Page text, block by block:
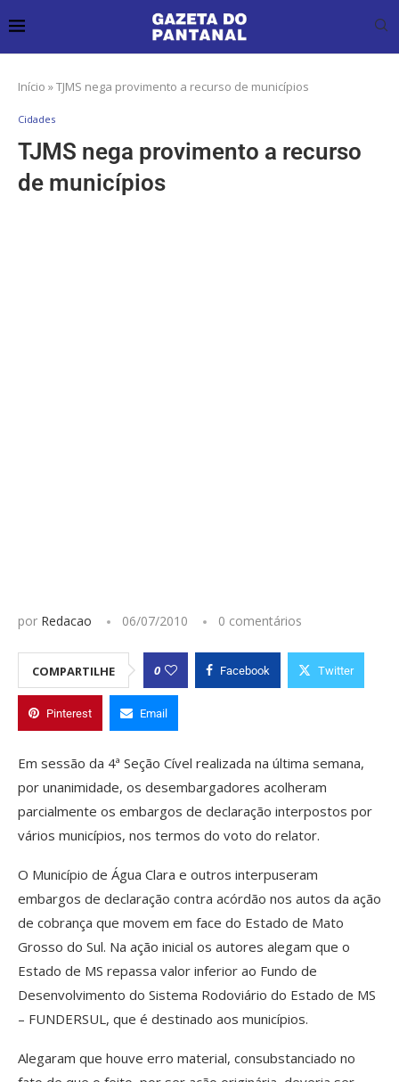
Início »TJMS nega provimento a recurso de municípios
Cidades
TJMS nega provimento a recurso
de municípios
por Redacao 06/07/2010 0 comentários
COMPARTILHE 0 Facebook Twitter
Pinterest Email
Em sessão da 4ª Seção Cível realizada na última semana,
por unanimidade, os desembargadores acolheram
parcialmente os embargos de declaração interpostos por
vários municípios, nos termos do voto do relator.
O Município de Água Clara e outros interpuseram
embargos de declaração contra acórdão nos autos da ação
de cobrança que movem em face do Estado de Mato
Grosso do Sul. Na ação inicial os autores alegam que o
Estado de MS repassa valor inferior ao Fundo de
Desenvolvimento do Sistema Rodoviário do Estado de MS
– FUNDERSUL, que é destinado aos municípios.
Alegaram que houve erro material, consubstanciado no